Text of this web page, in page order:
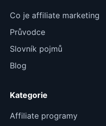
Co je affiliate marketing
Průvodce
Slovník pojmů
Blog
Kategorie
Affiliate programy